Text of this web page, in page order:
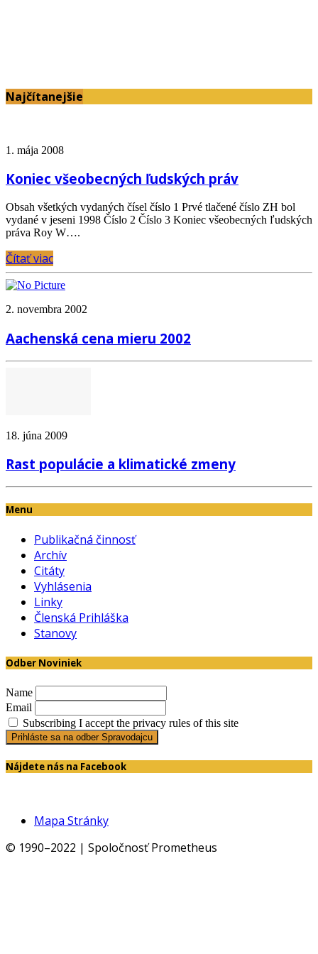
Najčítanejšie
1. mája 2008
Koniec všeobecných ľudských práv
Obsah všetkých vydaných čísel číslo 1 Prvé tlačené číslo ZH bol
vydané v jeseni 1998 Číslo 2 Číslo 3 Koniec všeobecných ľudských
práva Roy W….
Čítať viac
2. novembra 2002
Aachenská cena mieru 2002
18. júna 2009
Rast populácie a klimatické zmeny
Menu
Publikačná činnosť
Archív
Citáty
Vyhlásenia
Linky
Členská Prihláška
Stanovy
Odber Noviniek
Name
Email
Subscribing I accept the privacy rules of this site
Nájdete nás na Facebook
Mapa Stránky
© 1990–2022 | Spoločnosť Prometheus